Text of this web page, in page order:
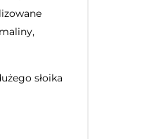
słoika